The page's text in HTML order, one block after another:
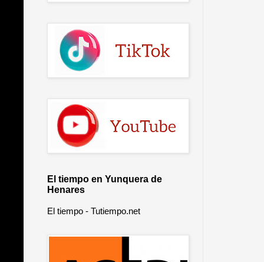
El tiempo en Yunquera de
Henares
El tiempo - Tutiempo.net